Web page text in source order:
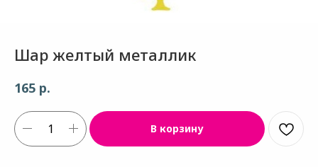
Шар желтый металлик
165 р.
В корзину